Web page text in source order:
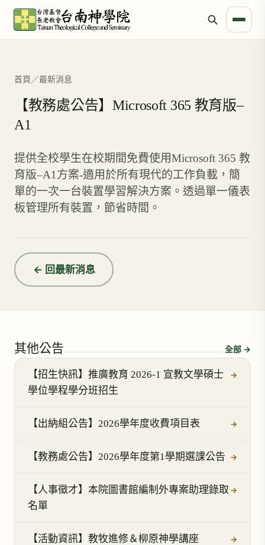
首頁 ／最新消息
【教務處公告】Microsoft 365 教育版–
A1
提供全校學生在校期間免費使用Microsoft 365 教
育版–A1方案-適用於所有現代的工作負載，簡
單的一次一台裝置學習解決方案。透過單一儀表
板管理所有裝置，節省時間。
← 回最新消息
其他公告 全部 →
【招生快訊】推廣教育 2026-1 宣教文學碩士
學位學程學分班招生
→
【出納組公告】2026學年度收費項目表 →
【教務處公告】2026學年度第1學期選課公告 →
【人事徵才】本院圖書館編制外專案助理錄取
名單
→
【活動資訊】教牧進修＆柳原神學講座 →